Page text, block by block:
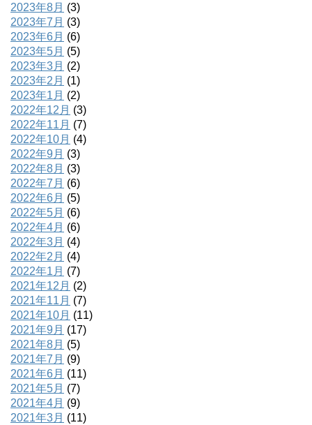
2023年8月 (3)
2023年7月 (3)
2023年6月 (6)
2023年5月 (5)
2023年3月 (2)
2023年2月 (1)
2023年1月 (2)
2022年12月 (3)
2022年11月 (7)
2022年10月 (4)
2022年9月 (3)
2022年8月 (3)
2022年7月 (6)
2022年6月 (5)
2022年5月 (6)
2022年4月 (6)
2022年3月 (4)
2022年2月 (4)
2022年1月 (7)
2021年12月 (2)
2021年11月 (7)
2021年10月 (11)
2021年9月 (17)
2021年8月 (5)
2021年7月 (9)
2021年6月 (11)
2021年5月 (7)
2021年4月 (9)
2021年3月 (11)